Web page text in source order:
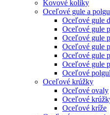
Kovové kolíky
Oceľové gule a
Oceľové gule
Oceľové gule
Oceľové gule
Oceľové gule
Oceľové gule
Oceľové gule
Oceľové
Oceľové krúžky
Oceľové ovaly
Oceľové
Oceľové kríže